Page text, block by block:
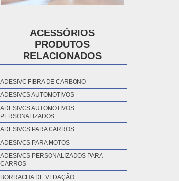
ACESSÓRIOS
PRODUTOS
RELACIONADOS
ADESIVO FIBRA DE CARBONO
ADESIVOS AUTOMOTIVOS
ADESIVOS AUTOMOTIVOS
PERSONALIZADOS
ADESIVOS PARA CARROS
ADESIVOS PARA MOTOS
ADESIVOS PERSONALIZADOS PARA
CARROS
BORRACHA DE VEDAÇÃO